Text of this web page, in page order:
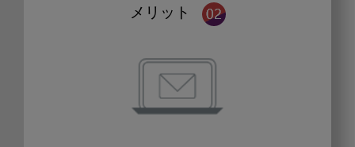
メリット